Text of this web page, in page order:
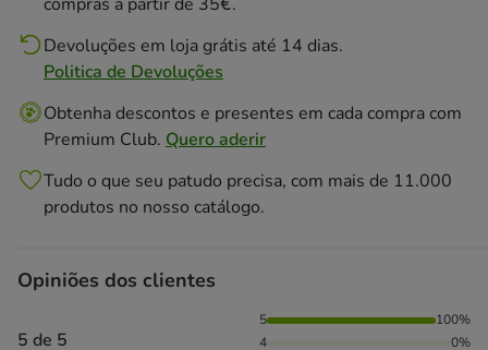
Devoluções em loja grátis até 14 dias.
Politica de Devoluções
Obtenha descontos e presentes em cada compra com
Premium Club. Quero aderir
Tudo o que seu patudo precisa, com mais de 11.000
produtos no nosso catálogo.
Opiniões dos clientes
5 de 5
100% das pessoas avaliaram com 5 estrelas,
5
100%
4
0%